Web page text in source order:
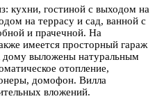
кухни, гостиной с выходом на
на террасу и сад, ванной с
и прачечной. На
имеется просторный гараж
дому выложены натуральным
отопление,
домофон. Вилла
вложений.